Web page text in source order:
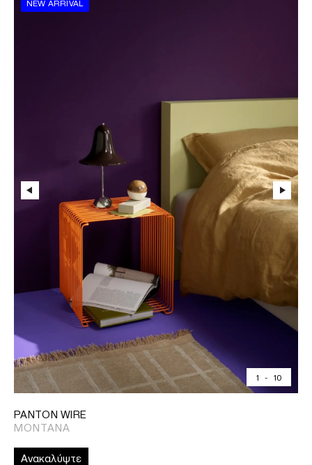
NEW ARRIVAL
1 - 10
PANTON WIRE
MONTANA
Ανακαλύψτε